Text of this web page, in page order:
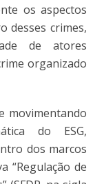
os aspectos
desses crimes,
de atores
organizado
movimentando
do ESG,
dos marcos
“Regulação de